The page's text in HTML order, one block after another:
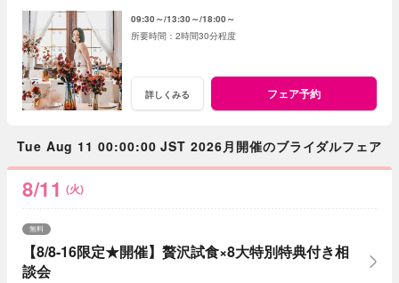
09:30～ 13:30～ 18:00～
2時間30分程度
詳しくみる フェア予約
Tue Aug 11 00:00:00 JST 2026月開催のブライダルフェア
8/11 (火)
【8/8-16限定★開催】贅沢試食×8大特別特典付き相
談会
無料